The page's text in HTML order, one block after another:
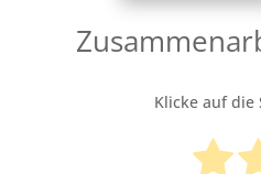
Klicke auf die